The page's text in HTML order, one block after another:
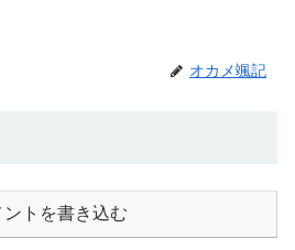
オカメ颯記
ントを書き込む